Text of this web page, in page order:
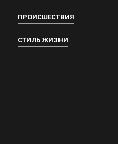
ПРОИСШЕСТВИЯ
СТИЛЬ ЖИЗНИ